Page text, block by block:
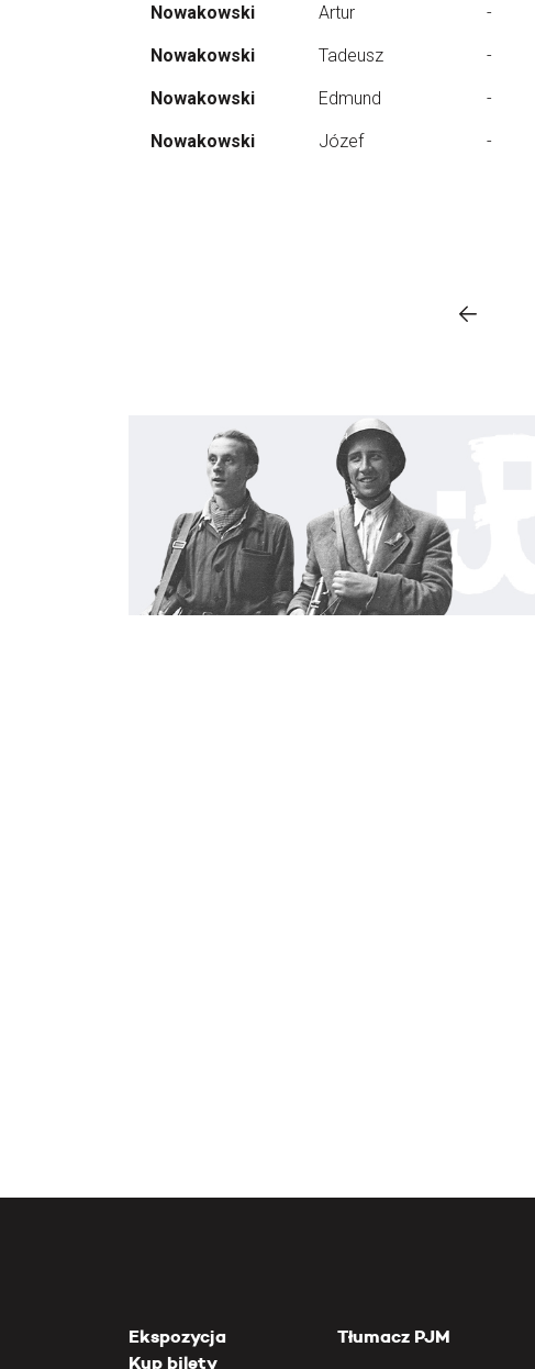
Nowakowski Artur -
Nowakowski Tadeusz -
Nowakowski Edmund -
Nowakowski Józef -
Ekspozycja
Kup bilety
Tłumacz PJM